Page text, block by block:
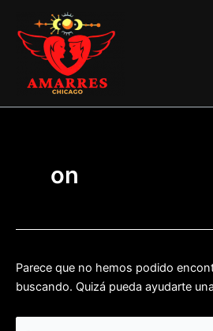
contenido
on
Parece que no hemos podido
buscando. Quizá pueda ayudarte
por: